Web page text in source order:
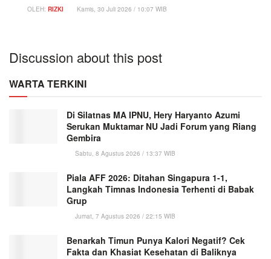
OLEH: RIZKI Kamis, 30 Juli 2026 / 10:07 WIB
Discussion about this post
WARTA TERKINI
Di Silatnas MA IPNU, Hery Haryanto Azumi
Serukan Muktamar NU Jadi Forum yang Riang
Gembira
Sabtu, 8 Agustus 2026 / 13:37 WIB
Piala AFF 2026: Ditahan Singapura 1-1,
Langkah Timnas Indonesia Terhenti di Babak
Grup
Jumat, 7 Agustus 2026 / 22:15 WIB
Benarkah Timun Punya Kalori Negatif? Cek
Fakta dan Khasiat Kesehatan di Baliknya